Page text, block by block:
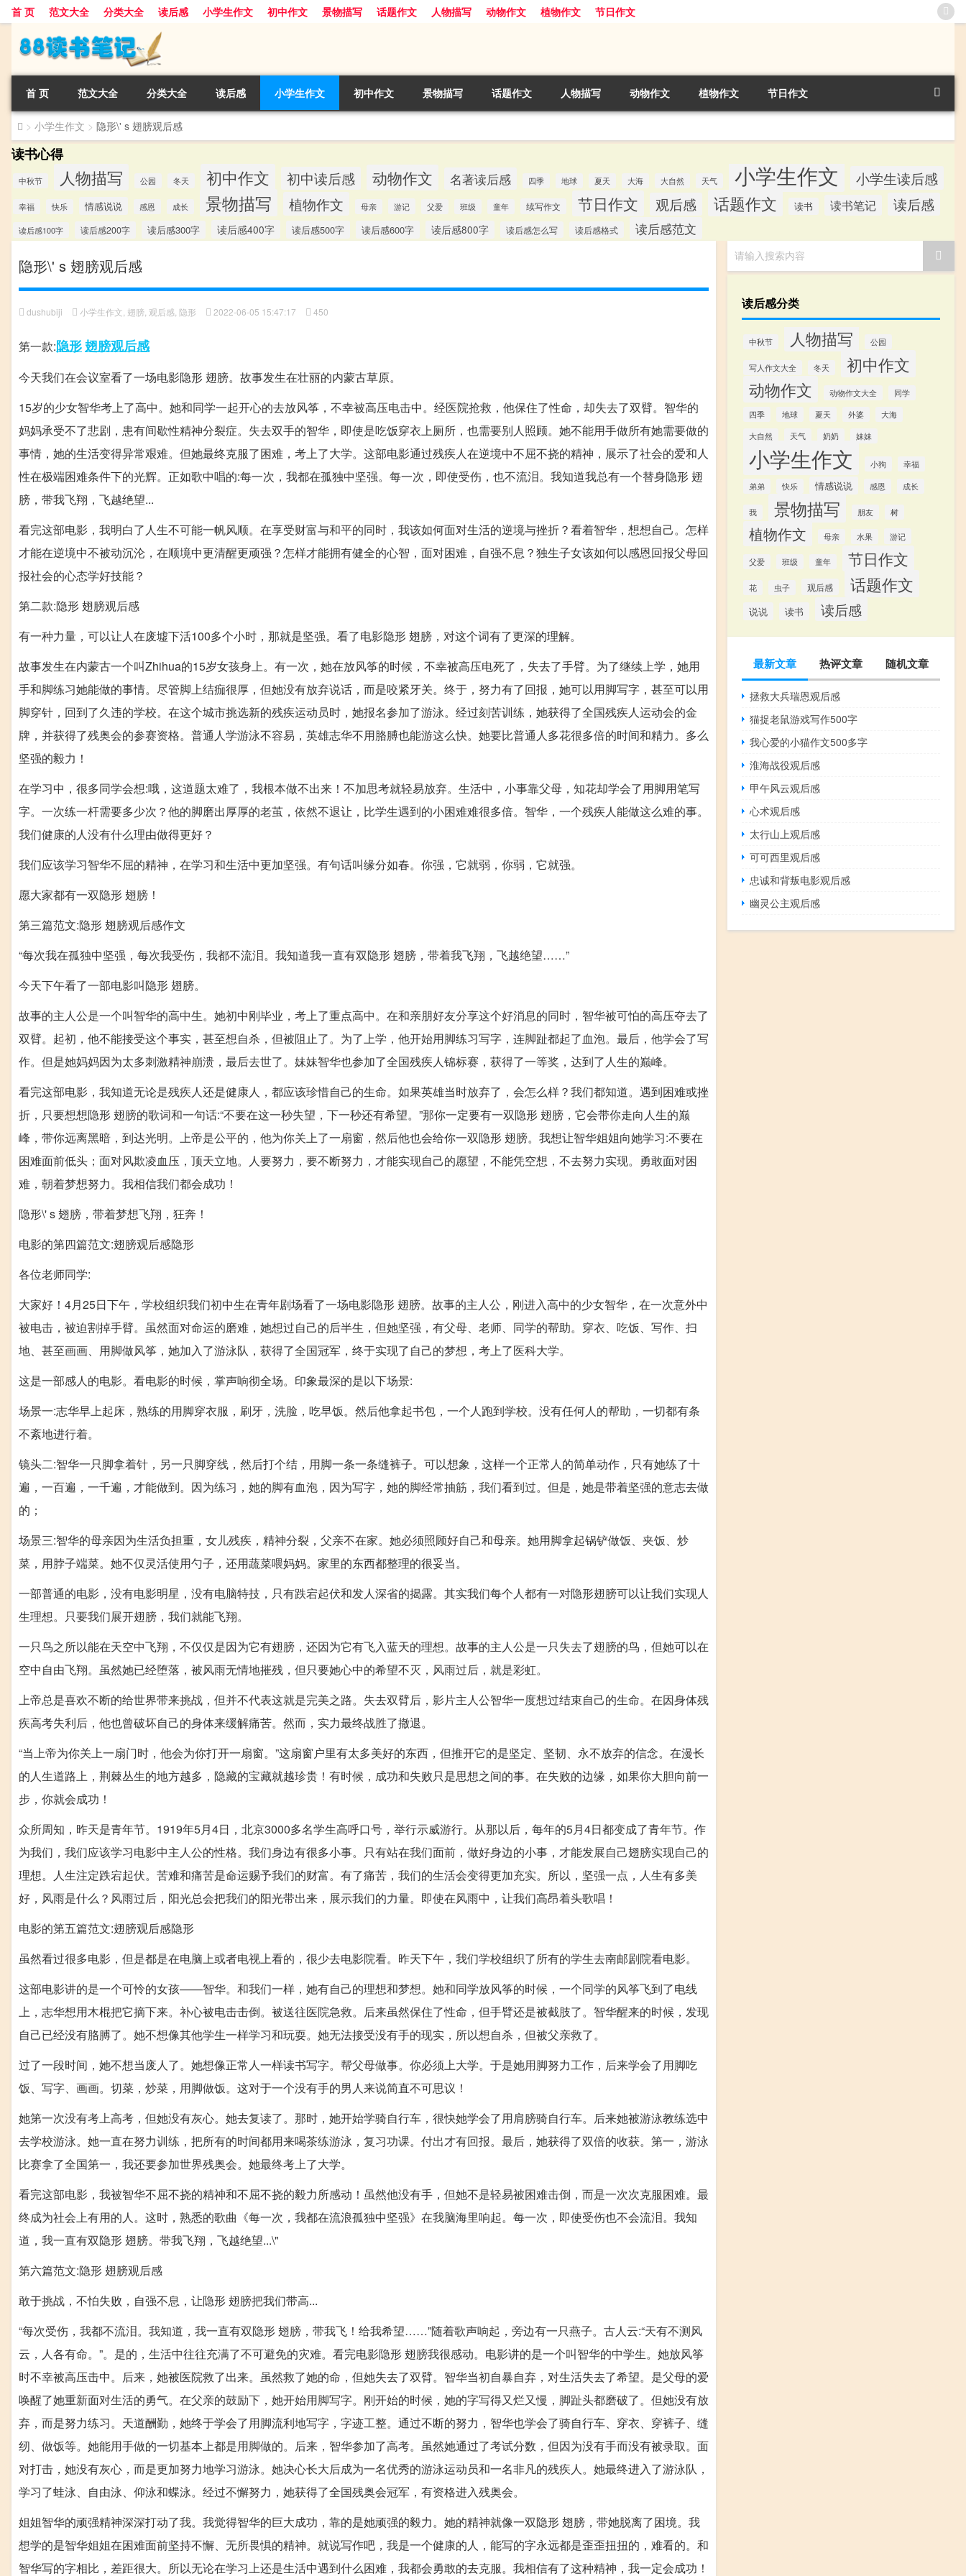
首 页 范文大全 分类大全 读后感 小学生作文 初中作文 景物描写 话题作文 人物描写 动物作文 植物作文 节日作文
首 页 范文大全 分类大全 读后感 小学生作文 初中作文 景物描写 话题作文 人物描写 动物作文 植物作文 节日作文
> 小学生作文 > 隐形\' s 翅膀观后感
读书心得
中秋节 人物描写 公园 冬天 初中作文 初中读后感 动物作文 名著读后感 四季 地球 夏天 大海 大自然 天气 小学生作文 小学生读后感
幸福 快乐 情感说说 感恩 成长 景物描写 植物作文 母亲 游记 父爱 班级 童年 续写作文 节日作文 观后感 话题作文 读书 读书笔记 读后感
读后感100字 读后感200字 读后感300字 读后感400字 读后感500字 读后感600字 读后感800字 读后感怎么写 读后感格式 读后感范文
隐形\' s 翅膀观后感
dushubiji 小学生作文 翅膀 观后感 隐形 2022-06-05 15:47:17 450
第一款:隐形翅膀观后感
今天我们在会议室看了一场电影隐形 翅膀。故事发生在壮丽的内蒙古草原。
15岁的少女智华考上了高中。她和同学一起开心的去放风筝，不幸被高压电击中。经医院抢救，他保住了性命，却失去了双臂。智华的
妈妈承受不了悲剧，患有间歇性精神分裂症。失去双手的智华，即使是吃饭穿衣上厕所，也需要别人照顾。她不能用手做所有她需要做的
事情，她的生活变得异常艰难。但她最终克服了困难，考上了大学。这部电影通过残疾人在逆境中不屈不挠的精神，展示了社会的爱和人
性在极端困难条件下的光辉。正如歌中唱的:每一次，我都在孤独中坚强。每一次，即使受伤，也不流泪。我知道我总有一个替身隐形 翅
膀，带我飞翔，飞越绝望...
看完这部电影，我明白了人生不可能一帆风顺。在享受财富与和平的同时，我该如何面对生活的逆境与挫折？看着智华，想想自己。怎样
才能在逆境中不被动沉沦，在顺境中更清醒更顽强？怎样才能拥有健全的心智，面对困难，自强不息？独生子女该如何以感恩回报父母回
报社会的心态学好技能？
第二款:隐形 翅膀观后感
有一种力量，可以让人在废墟下活100多个小时，那就是坚强。看了电影隐形 翅膀，对这个词有了更深的理解。
故事发生在内蒙古一个叫Zhihua的15岁女孩身上。有一次，她在放风筝的时候，不幸被高压电死了，失去了手臂。为了继续上学，她用
手和脚练习她能做的事情。尽管脚上结痂很厚，但她没有放弃说话，而是咬紧牙关。终于，努力有了回报，她可以用脚写字，甚至可以用
脚穿针，回到了久违的学校。在这个城市挑选新的残疾运动员时，她报名参加了游泳。经过刻苦训练，她获得了全国残疾人运动会的金
牌，并获得了残奥会的参赛资格。普通人学游泳不容易，英雄志华不用胳膊也能游这么快。她要比普通人多花很多倍的时间和精力。多么
坚强的毅力！
在学习中，很多同学会想:哦，这道题太难了，我根本做不出来！不加思考就轻易放弃。生活中，小事靠父母，知花却学会了用脚用笔写
字。一次练一杆需要多少次？他的脚磨出厚厚的老茧，依然不退让，比学生遇到的小困难难很多倍。智华，一个残疾人能做这么难的事。
我们健康的人没有什么理由做得更好？
我们应该学习智华不屈的精神，在学习和生活中更加坚强。有句话叫缘分如春。你强，它就弱，你弱，它就强。
愿大家都有一双隐形 翅膀！
第三篇范文:隐形 翅膀观后感作文
“每次我在孤独中坚强，每次我受伤，我都不流泪。我知道我一直有双隐形 翅膀，带着我飞翔，飞越绝望……”
今天下午看了一部电影叫隐形 翅膀。
故事的主人公是一个叫智华的高中生。她初中刚毕业，考上了重点高中。在和亲朋好友分享这个好消息的同时，智华被可怕的高压夺去了
双臂。起初，他不能接受这个事实，甚至想自杀，但被阻止了。为了上学，他开始用脚练习写字，连脚趾都起了血泡。最后，他学会了写
作。但是她妈妈因为太多刺激精神崩溃，最后去世了。妹妹智华也参加了全国残疾人锦标赛，获得了一等奖，达到了人生的巅峰。
看完这部电影，我知道无论是残疾人还是健康人，都应该珍惜自己的生命。如果英雄当时放弃了，会怎么样？我们都知道。遇到困难或挫
折，只要想想隐形 翅膀的歌词和一句话:“不要在这一秒失望，下一秒还有希望。”那你一定要有一双隐形 翅膀，它会带你走向人生的巅
峰，带你远离黑暗，到达光明。上帝是公平的，他为你关上了一扇窗，然后他也会给你一双隐形 翅膀。我想让智华姐姐向她学习:不要在
困难面前低头；面对风欺凌血压，顶天立地。人要努力，要不断努力，才能实现自己的愿望，不能凭空想，不去努力实现。勇敢面对困
难，朝着梦想努力。我相信我们都会成功！
隐形\' s 翅膀，带着梦想飞翔，狂奔！
电影的第四篇范文:翅膀观后感隐形
各位老师同学:
大家好！4月25日下午，学校组织我们初中生在青年剧场看了一场电影隐形 翅膀。故事的主人公，刚进入高中的少女智华，在一次意外中
被电击，被迫割掉手臂。虽然面对命运的磨难，她想过自己的后半生，但她坚强，有父母、老师、同学的帮助。穿衣、吃饭、写作、扫
地、甚至画画、用脚做风筝，她加入了游泳队，获得了全国冠军，终于实现了自己的梦想，考上了医科大学。
这是一部感人的电影。看电影的时候，掌声响彻全场。印象最深的是以下场景:
场景一:志华早上起床，熟练的用脚穿衣服，刷牙，洗脸，吃早饭。然后他拿起书包，一个人跑到学校。没有任何人的帮助，一切都有条
不紊地进行着。
镜头二:智华一只脚拿着针，另一只脚穿线，然后打个结，用脚一条一条缝裤子。可以想象，这样一个正常人的简单动作，只有她练了十
遍，一百遍，一千遍，才能做到。因为练习，她的脚有血泡，因为写字，她的脚经常抽筋，我们看到过。但是，她是带着坚强的意志去做
的；
场景三:智华的母亲因为生活负担重，女儿残疾，精神分裂，父亲不在家。她必须照顾好自己和母亲。她用脚拿起锅铲做饭、夹饭、炒
菜，用脖子端菜。她不仅灵活使用勺子，还用蔬菜喂妈妈。家里的东西都整理的很妥当。
一部普通的电影，没有电影明星，没有电脑特技，只有跌宕起伏和发人深省的揭露。其实我们每个人都有一对隐形翅膀可以让我们实现人
生理想。只要我们展开翅膀，我们就能飞翔。
一只鸟之所以能在天空中飞翔，不仅仅是因为它有翅膀，还因为它有飞入蓝天的理想。故事的主人公是一只失去了翅膀的鸟，但她可以在
空中自由飞翔。虽然她已经堕落，被风雨无情地摧残，但只要她心中的希望不灭，风雨过后，就是彩虹。
上帝总是喜欢不断的给世界带来挑战，但并不代表这就是完美之路。失去双臂后，影片主人公智华一度想过结束自己的生命。在因身体残
疾高考失利后，他也曾破坏自己的身体来缓解痛苦。然而，实力最终战胜了撤退。
“当上帝为你关上一扇门时，他会为你打开一扇窗。”这扇窗户里有太多美好的东西，但推开它的是坚定、坚韧、永不放弃的信念。在漫长
的人生道路上，荆棘丛生的地方越多，隐藏的宝藏就越珍贵！有时候，成功和失败只是思想之间的事。在失败的边缘，如果你大胆向前一
步，你就会成功！
众所周知，昨天是青年节。1919年5月4日，北京3000多名学生高呼口号，举行示威游行。从那以后，每年的5月4日都变成了青年节。作
为我们，我们应该学习电影中主人公的性格。我们身边有很多小事。只有站在我们面前，做好身边的小事，才能发展自己翅膀实现自己的
理想。人生注定跌宕起伏。苦难和痛苦是命运赐予我们的财富。有了痛苦，我们的生活会变得更加充实。所以，坚强一点，人生有多美
好，风雨是什么？风雨过后，阳光总会把我们的阳光带出来，展示我们的力量。即使在风雨中，让我们高昂着头歌唱！
电影的第五篇范文:翅膀观后感隐形
虽然看过很多电影，但是都是在电脑上或者电视上看的，很少去电影院看。昨天下午，我们学校组织了所有的学生去南邮剧院看电影。
这部电影讲的是一个可怜的女孩——智华。和我们一样，她有自己的理想和梦想。她和同学放风筝的时候，一个同学的风筝飞到了电线
上，志华想用木棍把它摘下来。补心被电击击倒。被送往医院急救。后来虽然保住了性命，但手臂还是被截肢了。智华醒来的时候，发现
自己已经没有胳膊了。她不想像其他学生一样学习和玩耍。她无法接受没有手的现实，所以想自杀，但被父亲救了。
过了一段时间，她不想当废人了。她想像正常人一样读书写字。帮父母做事。你必须上大学。于是她用脚努力工作，后来学会了用脚吃
饭、写字、画画。切菜，炒菜，用脚做饭。这对于一个没有手的男人来说简直不可思议！
她第一次没有考上高考，但她没有灰心。她去复读了。那时，她开始学骑自行车，很快她学会了用肩膀骑自行车。后来她被游泳教练选中
去学校游泳。她一直在努力训练，把所有的时间都用来喝茶练游泳，复习功课。付出才有回报。最后，她获得了双倍的收获。第一，游泳
比赛拿了全国第一，我还要参加世界残奥会。她最终考上了大学。
看完这部电影，我被智华不屈不挠的精神和不屈不挠的毅力所感动！虽然他没有手，但她不是轻易被困难击倒，而是一次次克服困难。最
终成为社会上有用的人。这时，熟悉的歌曲《每一次，我都在流浪孤独中坚强》在我脑海里响起。每一次，即使受伤也不会流泪。我知
道，我一直有双隐形 翅膀。带我飞翔，飞越绝望...\"
第六篇范文:隐形 翅膀观后感
敢于挑战，不怕失败，自强不息，让隐形 翅膀把我们带高...
“每次受伤，我都不流泪。我知道，我一直有双隐形 翅膀，带我飞！给我希望……”随着歌声响起，旁边有一只燕子。古人云:“天有不测风
云，人各有命。”。是的，生活中往往充满了不可避免的灾难。看完电影隐形 翅膀我很感动。电影讲的是一个叫智华的中学生。她放风筝
时不幸被高压击中。后来，她被医院救了出来。虽然救了她的命，但她失去了双臂。智华当初自暴自弃，对生活失去了希望。是父母的爱
唤醒了她重新面对生活的勇气。在父亲的鼓励下，她开始用脚写字。刚开始的时候，她的字写得又烂又慢，脚趾头都磨破了。但她没有放
弃，而是努力练习。天道酬勤，她终于学会了用脚流利地写字，字迹工整。通过不断的努力，智华也学会了骑自行车、穿衣、穿裤子、缝
纫、做饭等。她能用手做的一切基本上都是用脚做的。后来，智华参加了高考。虽然她通过了考试分数，但因为没有手而没有被录取。面
对打击，她没有灰心，而是更加努力地学习游泳。她决心长大后成为一名优秀的游泳运动员和一名非凡的残疾人。她最终进入了游泳队，
学习了蛙泳、自由泳、仰泳和蝶泳。经过不懈努力，她获得了全国残奥会冠军，有资格进入残奥会。
姐姐智华的顽强精神深深打动了我。我觉得智华的巨大成功，靠的是她顽强的毅力。她的精神就像一双隐形 翅膀，带她脱离了困境。我
想学的是智华姐姐在困难面前坚持不懈、无所畏惧的精神。就说写作吧，我是一个健康的人，能写的字永远都是歪歪扭扭的，难看的。和
智华写的字相比，差距很大。所以无论在学习上还是生活中遇到什么困难，我都会勇敢的去克服。我相信有了这种精神，我一定会成功！
请输入搜索内容
读后感分类
中秋节 人物描写 公园
写人作文大全 冬天 初中作文
动物作文 动物作文大全
同学
四季
地球 夏天 外婆
大海
大自然
天气 奶奶 妹妹
小学生作文 小狗 幸福
弟弟 快乐 情感说说 感恩 成长
我 景物描写 朋友 树
植物作文 母亲 水果 游记
父爱 班级 童年 节日作文
花 虫子 观后感 话题作文
说说 读书 读后感
最新文章 热评文章 随机文章
拯救大兵瑞恩观后感
猫捉老鼠游戏写作500字
我心爱的小猫作文500多字
淮海战役观后感
甲午风云观后感
心术观后感
太行山上观后感
可可西里观后感
忠诚和背叛电影观后感
幽灵公主观后感